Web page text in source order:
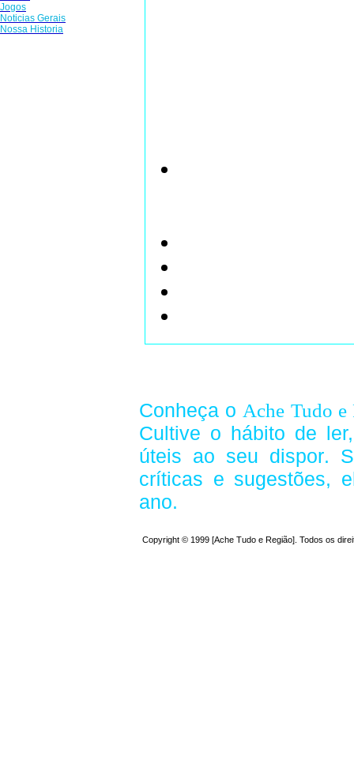
Jogos
Noticias Gerais
Nossa Historia
Conheça o Ache Tudo e
Cultive o hábito de
úteis ao seu dispor.
críticas e sugestões,
ano.
Copyright © 1999 [Ache Tudo e Região]. Todos os